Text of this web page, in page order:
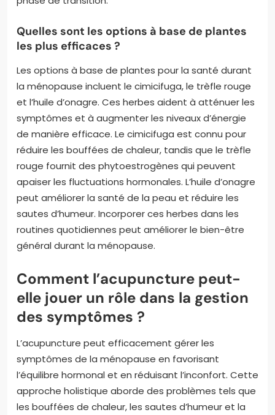
Quelles sont les options à base de plantes
les plus efficaces ?
Les options à base de plantes pour la santé durant
la ménopause incluent le cimicifuga, le trèfle rouge
et l’huile d’onagre. Ces herbes aident à atténuer les
symptômes et à augmenter les niveaux d’énergie
de manière efficace. Le cimicifuga est connu pour
réduire les bouffées de chaleur, tandis que le trèfle
rouge fournit des phytoestrogènes qui peuvent
apaiser les fluctuations hormonales. L’huile d’onagre
peut améliorer la santé de la peau et réduire les
sautes d’humeur. Incorporer ces herbes dans les
routines quotidiennes peut améliorer le bien-être
général durant la ménopause.
Comment l’acupuncture peut-
elle jouer un rôle dans la gestion
des symptômes ?
L’acupuncture peut efficacement gérer les
symptômes de la ménopause en favorisant
l’équilibre hormonal et en réduisant l’inconfort. Cette
approche holistique aborde des problèmes tels que
les bouffées de chaleur, les sautes d’humeur et la